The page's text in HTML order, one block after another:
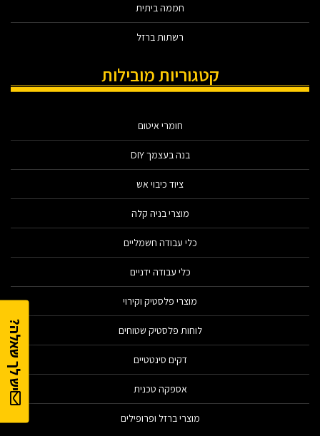
יש לך שאלה?
חממה ביתית
רשתות ברזל
קטגוריות מובילות
חומרי איטום
בנה בעצמך DIY
ציוד כיבוי אש
מוצרי בניה קלה
כלי עבודה חשמליים
כלי עבודה ידניים
מוצרי פלסטיק וקירוי
לוחות פלסטיק שטוחים
דקים סינטטיים
אספקה טכנית
מוצרי ברזל ופרופילים